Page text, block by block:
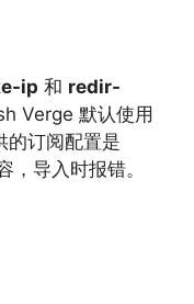
ip 和 redir-
Verge 默认使用
订阅配置是
导入时报错。